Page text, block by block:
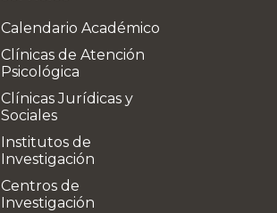
Calendario Académico
Clínicas de Atención
Psicológica
Clínicas Jurídicas y
Sociales
Institutos de
Investigación
Centros de
Investigación